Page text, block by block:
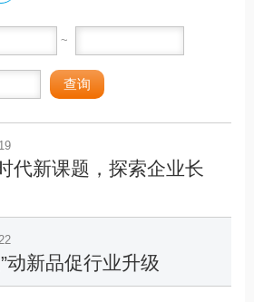
~
代新课题，探索企业长
动新品促行业升级